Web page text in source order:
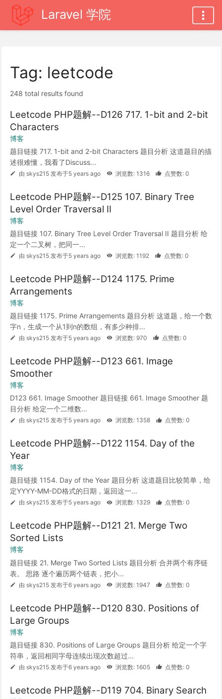
Laravel 学院
Tag: leetcode
248 total results found
Leetcode PHP题解--D126 717. 1-bit and 2-bit
Characters
博客
题目链接 717. 1-bit and 2-bit Characters 题目分析 这道题目的描
述很难懂，我看了Discuss...
由 skys215 发布于5 years ago 浏览数: 1316 点赞数: 0
Leetcode PHP题解--D125 107. Binary Tree
Level Order Traversal II
博客
题目链接 107. Binary Tree Level Order Traversal II 题目分析 给
定一个二叉树，把同一...
由 skys215 发布于5 years ago 浏览数: 1192 点赞数: 0
Leetcode PHP题解--D124 1175. Prime
Arrangements
博客
题目链接 1175. Prime Arrangements 题目分析 这道题，给一个数
字n，生成一个从1到n的数组，有多少种排...
由 skys215 发布于5 years ago 浏览数: 970 点赞数: 0
Leetcode PHP题解--D123 661. Image
Smoother
博客
D123 661. Image Smoother 题目链接 661. Image Smoother 题
目分析 给定一个二维数...
由 skys215 发布于5 years ago 浏览数: 1358 点赞数: 0
Leetcode PHP题解--D122 1154. Day of the
Year
博客
题目链接 1154. Day of the Year 题目分析 这道题目比较简单，给
定YYYY-MM-DD格式的日期，返回这一...
由 skys215 发布于5 years ago 浏览数: 1329 点赞数: 0
Leetcode PHP题解--D121 21. Merge Two
Sorted Lists
博客
题目链接 21. Merge Two Sorted Lists 题目分析 合并两个有序链
表。 思路 逐个遍历两个链表，把小...
由 skys215 发布于6 years ago 浏览数: 1947 点赞数: 0
Leetcode PHP题解--D120 830. Positions of
Large Groups
博客
题目链接 830. Positions of Large Groups 题目分析 给定一个字
符串，返回相同字母连续出现次数超过...
由 skys215 发布于6 years ago 浏览数: 1605 点赞数: 0
Leetcode PHP题解--D119 704. Binary Search